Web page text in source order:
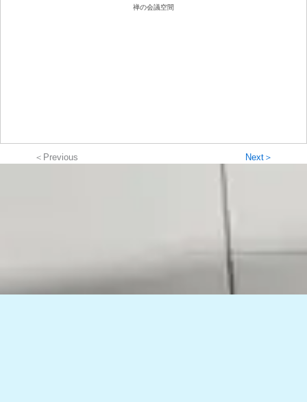
禅の会議空間
＜Previous Next＞